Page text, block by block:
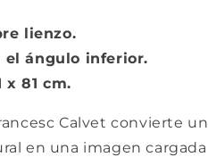
lienzo.
el ángulo inferior.
x 81 cm.
Calvet convierte un
en una imagen cargada